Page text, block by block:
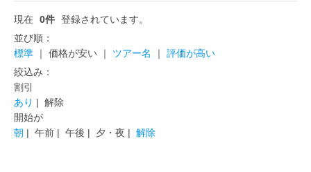
現在 0件 登録されています。
並び順：
標準 ｜ 価格が安い ｜ ツアー名 ｜ 評価が高い
絞込み：
割引
あり | 解除
開始が
朝 | 午前 | 午後 | 夕・夜 | 解除